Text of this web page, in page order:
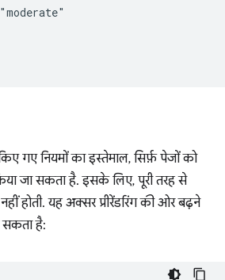
गए नियमों का इस्तेमाल, सिर्फ़ पेजों को
जा सकता है. इसके लिए, पूरी तरह से
होती. यह अक्सर प्रीरेंडरिंग की ओर बढ़ने
सकता है: